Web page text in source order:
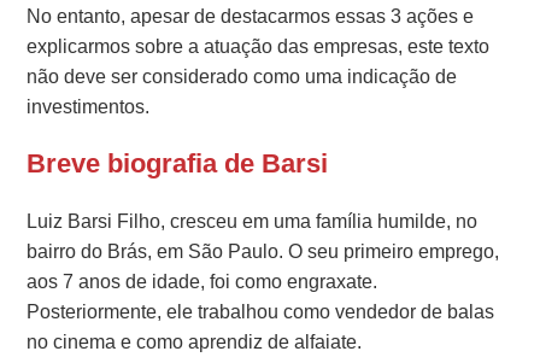
No entanto, apesar de destacarmos essas 3 ações e
explicarmos sobre a atuação das empresas, este texto
não deve ser considerado como uma indicação de
investimentos.
Breve biografia de Barsi
Luiz Barsi Filho, cresceu em uma família humilde, no
bairro do Brás, em São Paulo. O seu primeiro emprego,
aos 7 anos de idade, foi como engraxate.
Posteriormente, ele trabalhou como vendedor de balas
no cinema e como aprendiz de alfaiate.